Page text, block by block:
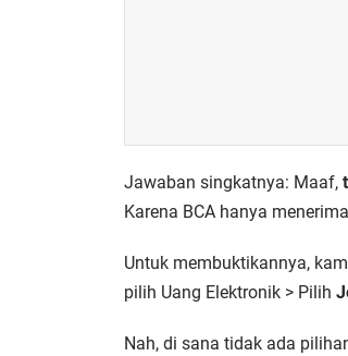
Jawaban singkatnya: Maaf,
Karena BCA hanya
Untuk membuktikannya,
pilih Uang Elektronik > Pilih
Nah, di sana tidak ada